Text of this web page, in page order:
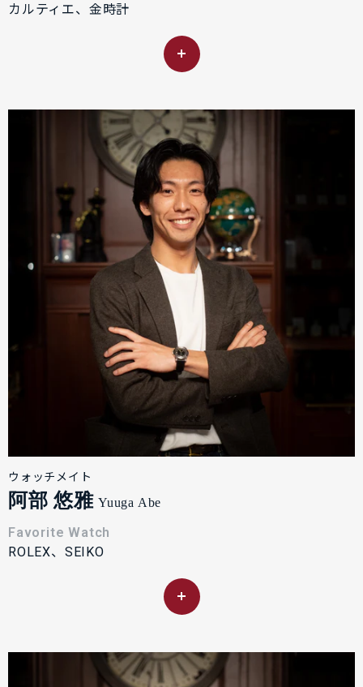
カルティエ、金時計
ウォッチメイト
阿部 悠雅 Yuuga Abe
Favorite Watch
ROLEX、SEIKO